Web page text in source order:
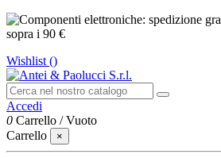
sopra i 90 €
Wishlist ()
Accedi
0 Carrello /Vuoto
Carrello
×